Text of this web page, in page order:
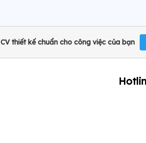
thiết kế chuẩn cho công việc của bạn